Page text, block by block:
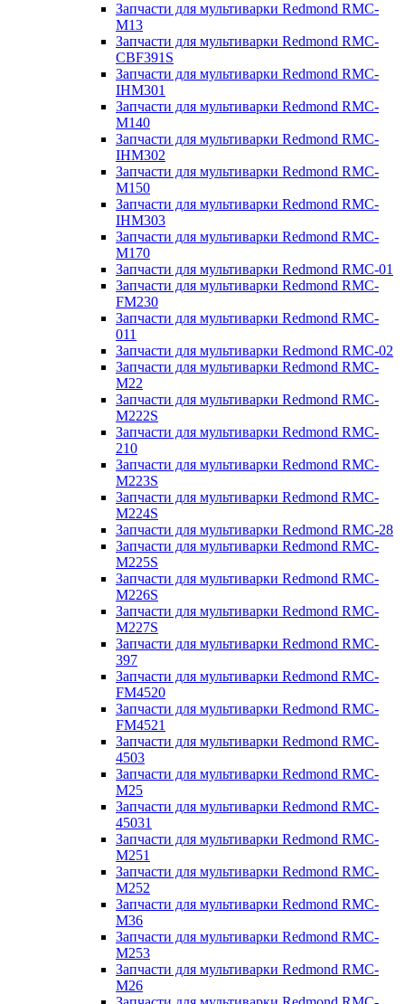
Запчасти для мультиварки Redmond RMC-
M13
Запчасти для мультиварки Redmond RMC-
CBF391S
Запчасти для мультиварки Redmond RMC-
IHM301
Запчасти для мультиварки Redmond RMC-
M140
Запчасти для мультиварки Redmond RMC-
IHM302
Запчасти для мультиварки Redmond RMC-
M150
Запчасти для мультиварки Redmond RMC-
IHM303
Запчасти для мультиварки Redmond RMC-
M170
Запчасти для мультиварки Redmond RMC-01
Запчасти для мультиварки Redmond RMC-
FM230
Запчасти для мультиварки Redmond RMC-
011
Запчасти для мультиварки Redmond RMC-02
Запчасти для мультиварки Redmond RMC-
M22
Запчасти для мультиварки Redmond RMC-
M222S
Запчасти для мультиварки Redmond RMC-
210
Запчасти для мультиварки Redmond RMC-
M223S
Запчасти для мультиварки Redmond RMC-
M224S
Запчасти для мультиварки Redmond RMC-28
Запчасти для мультиварки Redmond RMC-
M225S
Запчасти для мультиварки Redmond RMC-
M226S
Запчасти для мультиварки Redmond RMC-
M227S
Запчасти для мультиварки Redmond RMC-
397
Запчасти для мультиварки Redmond RMC-
FM4520
Запчасти для мультиварки Redmond RMC-
FM4521
Запчасти для мультиварки Redmond RMC-
4503
Запчасти для мультиварки Redmond RMC-
M25
Запчасти для мультиварки Redmond RMC-
45031
Запчасти для мультиварки Redmond RMC-
M251
Запчасти для мультиварки Redmond RMC-
M252
Запчасти для мультиварки Redmond RMC-
M36
Запчасти для мультиварки Redmond RMC-
M253
Запчасти для мультиварки Redmond RMC-
M26